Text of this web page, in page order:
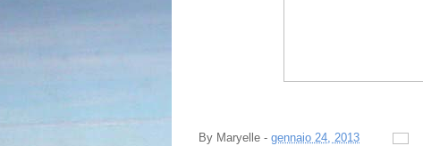
By Maryelle - gennaio 24, 2013